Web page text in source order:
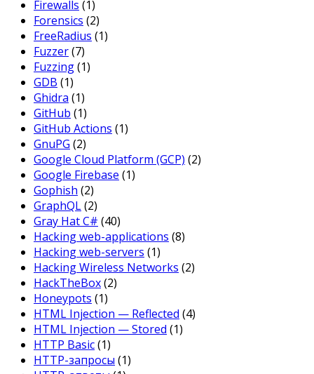
Firewalls (1)
Forensics (2)
FreeRadius (1)
Fuzzer(7)
Fuzzing(1)
GDB (1)
Ghidra (1)
GitHub (1)
GitHub Actions (1)
GnuPG (2)
Google Cloud Platform (GCP) (2)
Google Firebase (1)
Gophish (2)
GraphQL(2)
Gray Hat C# (40)
Hacking web-applications (8)
Hacking web-servers (1)
Hacking Wireless Networks (2)
HackTheBox(2)
Honeypots (1)
HTML Injection — Reflected (4)
HTML Injection — Stored (1)
HTTP Basic(1)
HTTP-запросы (1)